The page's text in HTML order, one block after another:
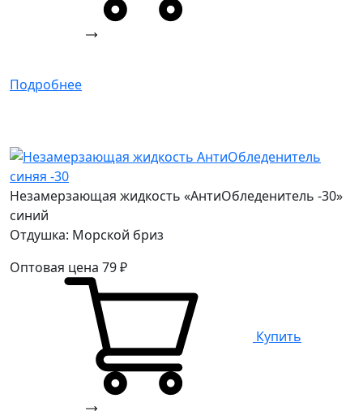
Подробнее
Незамерзающая жидкость «АнтиОбледенитель -30»
синий
Отдушка: Морской бриз
Оптовая цена 79₽
Купить